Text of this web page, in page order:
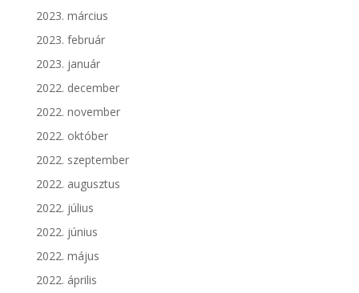
2023. március
2023. február
2023. január
2022. december
2022. november
2022. október
2022. szeptember
2022. augusztus
2022. július
2022. június
2022. május
2022. április